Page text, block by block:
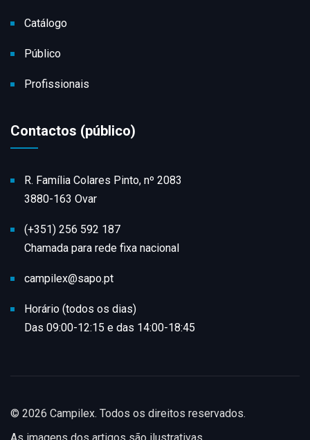
Catálogo
Público
Profissionais
Contactos (público)
R. Família Colares Pinto, nº 2083
3880-163 Ovar
(+351) 256 592 187
Chamada para rede fixa nacional
campilex@sapo.pt
Horário (todos os dias)
Das 09:00-12:15 e das 14:00-18:45
© 2026 Campilex. Todos os direitos reservados.